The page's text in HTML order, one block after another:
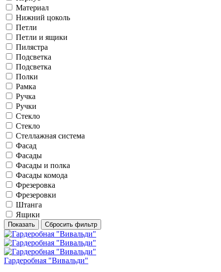
Материал
Нижний цоколь
Петли
Петли и ящики
Пилястра
Подсветка
Подсветка
Полки
Рамка
Ручка
Ручки
Стекло
Стекло
Стеллажная система
Фасад
Фасады
Фасады и полка
Фасады комода
Фрезеровка
Фрезеровки
Штанга
Ящики
Показать Сбросить фильтр
Гардеробная "Вивальди"